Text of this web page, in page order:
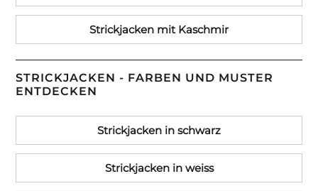
Strickjacken mit Kaschmir
STRICKJACKEN - FARBEN UND MUSTER
ENTDECKEN
Strickjacken in schwarz
Strickjacken in weiss